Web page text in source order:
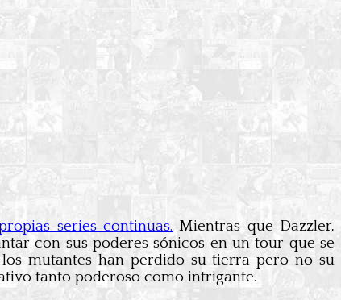
series continuas. Mientras que Dazzler,
con sus poderes sónicos en un tour que se
mutantes han perdido su tierra pero no su
tanto poderoso como intrigante.